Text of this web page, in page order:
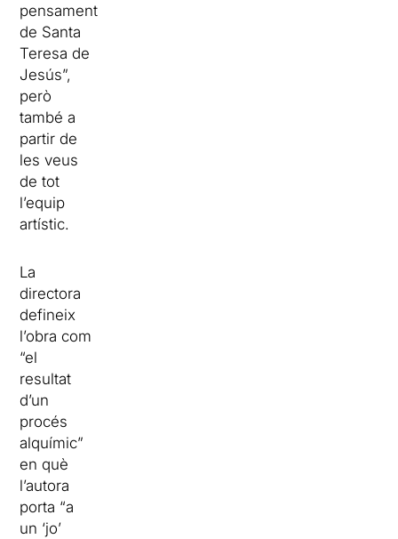
pensament
de Santa
Teresa de
Jesús”,
però
també a
partir de
les veus
de tot
l’equip
artístic.
La
directora
defineix
l’obra com
“el
resultat
d’un
procés
alquímic”
en què
l’autora
porta “a
un ‘jo’